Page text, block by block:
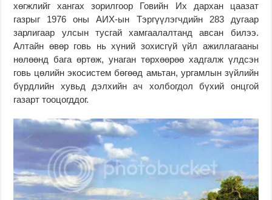
хөгжлийг хангах зорилгоор Говийн Их дархан цаазат
газрыг 1976 оны АИХ-ын Тэргүүлэгчдийн 283 дугаар
зарлигаар улсын тусгай хамгаалалтанд авсан билээ.
Алтайн өвөр говь нь хүний зохисгүй үйл ажиллагааны
нөлөөнд бага өртөж, унаган төрхөөрөө хадгалж үлдсэн
говь цөлийн экосистем бөгөөд амьтан, ургамлын зүйлийн
бүрдлийн хувьд дэлхийн ач холбогдол бүхий онцгой
газарт тооцогддог.